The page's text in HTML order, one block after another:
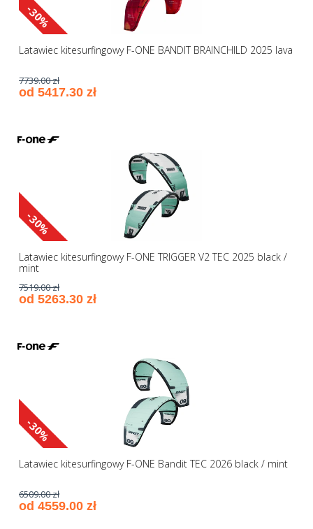
-30%
Latawiec kitesurfingowy F-ONE BANDIT BRAINCHILD 2025 lava
7739.00 zł
od 5417.30 zł
-30%
Latawiec kitesurfingowy F-ONE TRIGGER V2 TEC 2025 black /
mint
7519.00 zł
od 5263.30 zł
-30%
Latawiec kitesurfingowy F-ONE Bandit TEC 2026 black / mint
6509.00 zł
od 4559.00 zł